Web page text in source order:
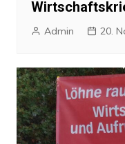
Admin 20.